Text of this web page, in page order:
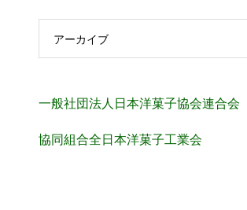
アーカイブ
一般社団法人日本洋菓子協会連合会
協同組合全日本洋菓子工業会